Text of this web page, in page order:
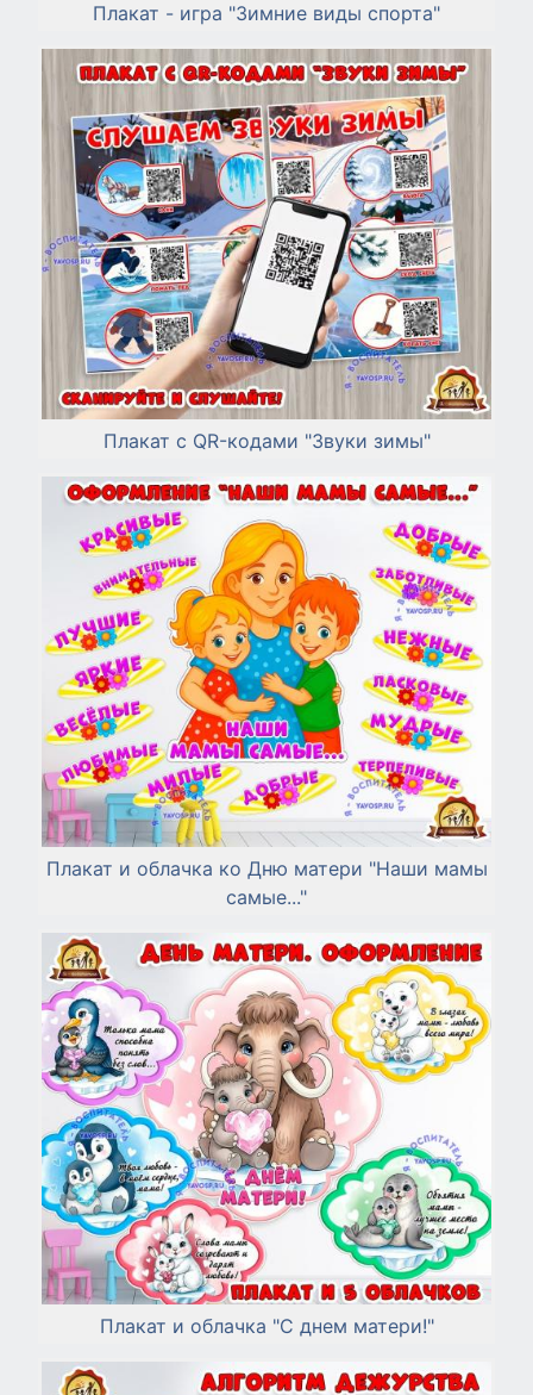
Плакат - игра "Зимние виды спорта"
Плакат с QR-кодами "Звуки зимы"
Плакат и облачка ко Дню матери "Наши мамы
самые..."
Плакат и облачка "С днем матери!"